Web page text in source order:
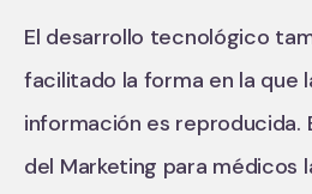
El desarrollo tecnológico
facilitado la forma en la que
información es reproducida.
del Marketing para médicos